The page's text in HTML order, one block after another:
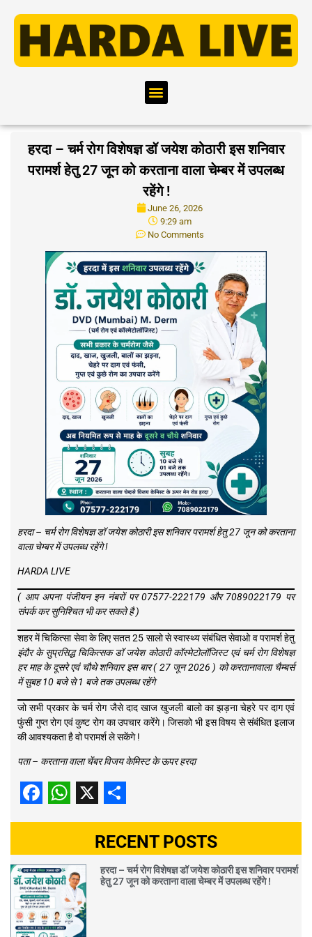
हरदा – चर्म रोग विशेषज्ञ डॉ जयेश कोठारी इस शनिवार
परामर्श हेतु 27 जून को करताना वाला चेम्बर में उपलब्ध
रहेंगे !
June 26, 2026
9:29 am
No Comments
हरदा – चर्म रोग विशेषज्ञ डॉ जयेश कोठारी इस शनिवार परामर्श हेतु 27 जून को करताना
वाला चेम्बर में उपलब्ध रहेंगे !
HARDA LIVE
( आप अपना पंजीयन इन नंबरों पर 07577-222179 और 7089022179 पर
संपर्क कर सुनिश्चित भी कर सकते है )
शहर में चिकित्सा सेवा के लिए सतत 25 सालो से स्वास्थ्य संबंधित सेवाओ व परामर्श हेतु
इंदौर के सुप्रसिद्ध चिकित्सक डॉ जयेश कोठारी कॉस्मेटोलॉजिस्ट एवं चर्म रोग विशेषज्ञ
हर माह के दूसरे एवं चौथे शनिवार इस बार ( 27 जून 2026 ) को करतानावाला चैम्बर्स
में सुबह 10 बजे से 1 बजे तक उपलब्ध रहेंगे
जो सभी प्रकार के चर्म रोग जैसे दाद खाज खुजली बालो का झड़ना चेहरे पर दाग एवं
फुंसी गुप्त रोग एवं कुष्ट रोग का उपचार करेंगे। जिसको भी इस विषय से संबंधित इलाज
की आवश्यकता है वो परामर्श ले सकेंगे !
पता – करताना वाला चेंबर विजय केमिस्ट के ऊपर हरदा
Facebook
WhatsApp
X Share
RECENT POSTS
हरदा – चर्म रोग विशेषज्ञ डॉ जयेश कोठारी इस शनिवार परामर्श
हेतु 27 जून को करताना वाला चेम्बर में उपलब्ध रहेंगे !